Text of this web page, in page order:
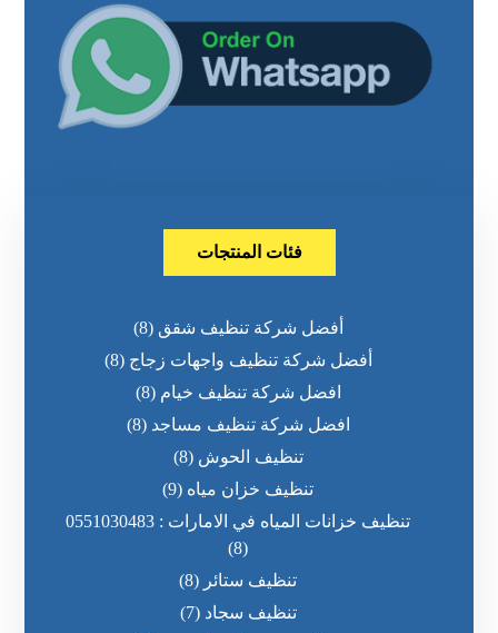
فئات المنتجات
أفضل شركة تنظيف شقق (8)
أفضل شركة تنظيف واجهات زجاج (8)
افضل شركة تنظيف خيام (8)
افضل شركة تنظيف مساجد (8)
تنظيف الحوش (8)
تنظيف خزان مياه (9)
تنظيف خزانات المياه في الامارات : 0551030483
(8)
تنظيف ستائر (8)
تنظيف سجاد (7)